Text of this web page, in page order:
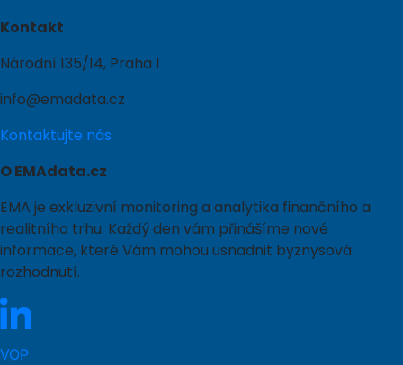
Kontakt
Národní 135/14, Praha 1
info@emadata.cz
Kontaktujte nás
O EMAdata.cz
EMA je exkluzivní monitoring a analytika finančního a
realitního trhu. Každý den vám přinášíme nové
informace, které Vám mohou usnadnit byznysová
rozhodnutí.
VOP